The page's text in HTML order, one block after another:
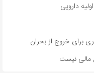
دارویی
برای خروج از بحران
مالی نیست